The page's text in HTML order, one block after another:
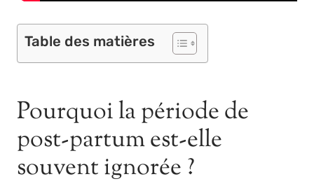
Table des matières
Pourquoi la période de
post-partum est-elle
souvent ignorée ?